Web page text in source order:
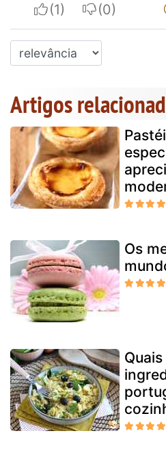
I apreciateI do not
Artigos
Os